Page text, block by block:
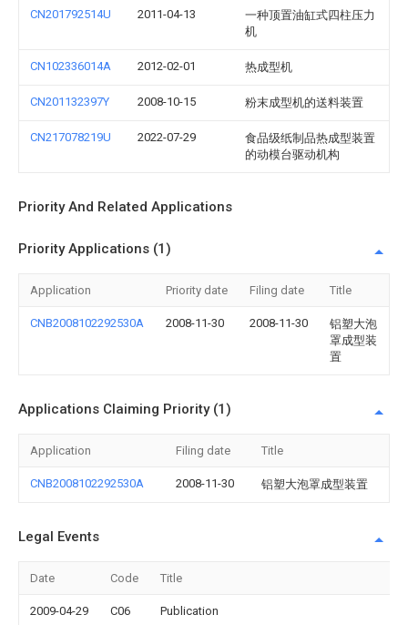
CN201792514U 2011-04-13
一种顶置油缸式四柱压力
机
CN102336014A 2012-02-01 热成型机
CN201132397Y 2008-10-15 粉末成型机的送料装置
CN217078219U 2022-07-29
食品级纸制品热成型装置
的动模台驱动机构
Priority And Related Applications
Priority Applications (1)
Application Priority date Filing date Title
CNB2008102292530A 2008-11-30 2008-11-30
铝塑大泡
罩成型装
置
Applications Claiming Priority (1)
Application Filing date Title
CNB2008102292530A 2008-11-30 铝塑大泡罩成型装置
Legal Events
Date Code Title
2009-04-29 C06 Publication